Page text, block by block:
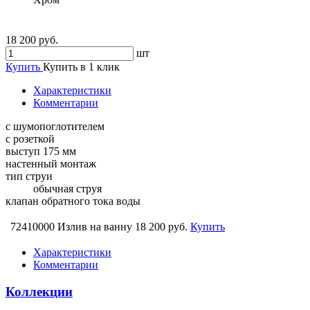
18 200 руб.
шт
Купить Купить в 1 клик
Характеристики
Комментарии
с шумопоглотителем
с розеткой
выступ 175 мм
настенный монтаж
тип струи
обычная струя
клапан обратного тока воды
72410000 Излив на ванну 18 200 руб. Купить
Характеристики
Комментарии
Коллекции